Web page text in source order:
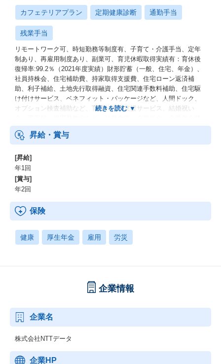
カフェテリアプラン 定期健康診断 通勤手当
残業手当
リモートワーク可、時短勤務等制度有、子育て・介護手当、定年
制あり、再雇用制度あり、副業可、育児休暇取得実績有：育休後
復帰率:99.2％（2021年度実績）財形貯蓄（一般、住宅、年金）、
社員持株会、住宅補助費、持家取得支援費、住宅ローン返済補
助、利子補給、土地先行取得融資、住宅関連手数料補助、住宅駆
け付けサービス、ベネフィット・パッケージなど、人間ドック、
オプション検査補助など、育児・介護支援サービス、結婚祝い
金、確定拠出年金）、電気通信共済会(個人年金、遺児育英基金)
昇給・賞与
[昇給]
年1回
[賞与]
年2回
保険
健康 厚生年金 雇用 労災
企業情報
企業名
株式会社NTTデータ
企業HP